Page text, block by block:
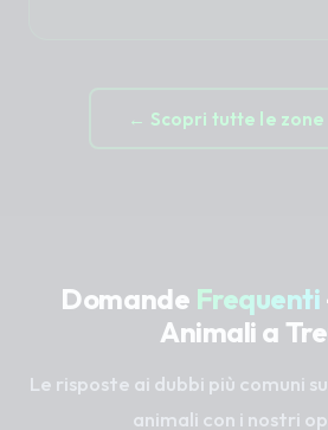
← Scopri tutte le
Domande Frequenti
Animali a
Le risposte ai dubbi più comuni
animali con i nostri